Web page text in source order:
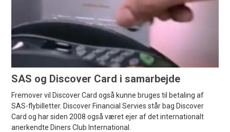
SAS og Discover Card i samarbejde
Fremover vil Discover Card også kunne bruges til betaling af
SAS-flybilletter. Discover Financial Servies står bag Discover
Card og har siden 2008 også været ejer af det internationalt
anerkendte Diners Club International.